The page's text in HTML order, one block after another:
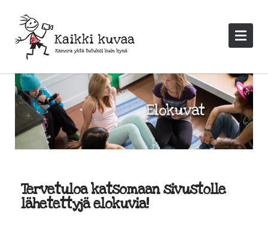
Tervetuloa katsomaan sivustolle
lähetettyjä elokuvia!